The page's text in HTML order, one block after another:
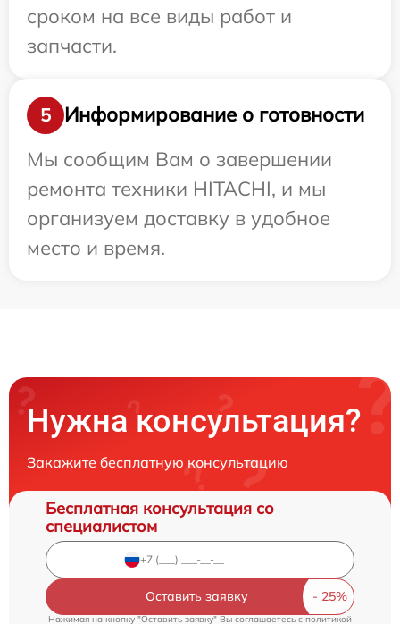
сроком на все виды работ и
запчасти.
5
Информирование о готовности
Мы сообщим Вам о завершении
ремонта техники HITACHI, и мы
организуем доставку в удобное
место и время.
Нужна консультация?
Закажите бесплатную консультацию
Бесплатная консультация со
специалистом
Оставить заявку
Нажимая на кнопку "Оставить заявку" Вы соглашаетесь cполитикой